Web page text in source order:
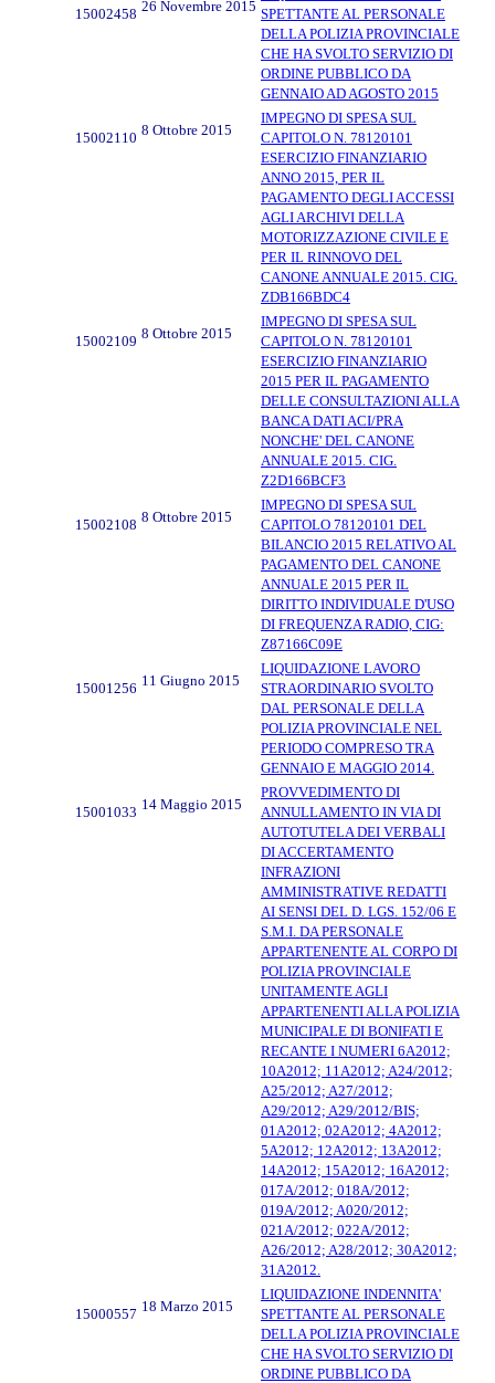
15002458 26 Novembre 2015 SPETTANTE AL PERSONALE
DELLA POLIZIA PROVINCIALE
CHE HA SVOLTO SERVIZIO DI
ORDINE PUBBLICO DA
GENNAIO AD AGOSTO 2015
15002110 8 Ottobre 2015
IMPEGNO DI SPESA SUL
CAPITOLO N. 78120101
ESERCIZIO FINANZIARIO
ANNO 2015, PER IL
PAGAMENTO DEGLI ACCESSI
AGLI ARCHIVI DELLA
MOTORIZZAZIONE CIVILE E
PER IL RINNOVO DEL
CANONE ANNUALE 2015. CIG.
ZDB166BDC4
15002109 8 Ottobre 2015
IMPEGNO DI SPESA SUL
CAPITOLO N. 78120101
ESERCIZIO FINANZIARIO
2015 PER IL PAGAMENTO
DELLE CONSULTAZIONI ALLA
BANCA DATI ACI/PRA
NONCHE' DEL CANONE
ANNUALE 2015. CIG.
Z2D166BCF3
15002108 8 Ottobre 2015
IMPEGNO DI SPESA SUL
CAPITOLO 78120101 DEL
BILANCIO 2015 RELATIVO AL
PAGAMENTO DEL CANONE
ANNUALE 2015 PER IL
DIRITTO INDIVIDUALE D'USO
DI FREQUENZA RADIO, CIG:
Z87166C09E
15001256 11 Giugno 2015
LIQUIDAZIONE LAVORO
STRAORDINARIO SVOLTO
DAL PERSONALE DELLA
POLIZIA PROVINCIALE NEL
PERIODO COMPRESO TRA
GENNAIO E MAGGIO 2014.
15001033 14 Maggio 2015
PROVVEDIMENTO DI
ANNULLAMENTO IN VIA DI
AUTOTUTELA DEI VERBALI
DI ACCERTAMENTO
INFRAZIONI
AMMINISTRATIVE REDATTI
AI SENSI DEL D. LGS. 152/06 E
S.M.I. DA PERSONALE
APPARTENENTE AL CORPO DI
POLIZIA PROVINCIALE
UNITAMENTE AGLI
APPARTENENTI ALLA POLIZIA
MUNICIPALE DI BONIFATI E
RECANTE I NUMERI 6A2012;
10A2012; 11A2012; A24/2012;
A25/2012; A27/2012;
A29/2012; A29/2012/BIS;
01A2012; 02A2012; 4A2012;
5A2012; 12A2012; 13A2012;
14A2012; 15A2012; 16A2012;
017A/2012; 018A/2012;
019A/2012; A020/2012;
021A/2012; 022A/2012;
A26/2012; A28/2012; 30A2012;
31A2012.
15000557 18 Marzo 2015
LIQUIDAZIONE INDENNITA'
SPETTANTE AL PERSONALE
DELLA POLIZIA PROVINCIALE
CHE HA SVOLTO SERVIZIO DI
ORDINE PUBBLICO DA